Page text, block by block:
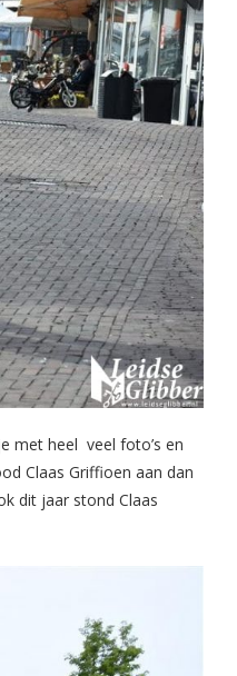
met heel veel foto’s en
Claas Griffioen aan dan
dit jaar stond Claas